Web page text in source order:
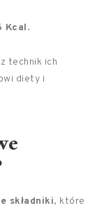
Kcal.
technik ich
diety i
składniki, które